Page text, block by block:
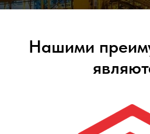
Нашими